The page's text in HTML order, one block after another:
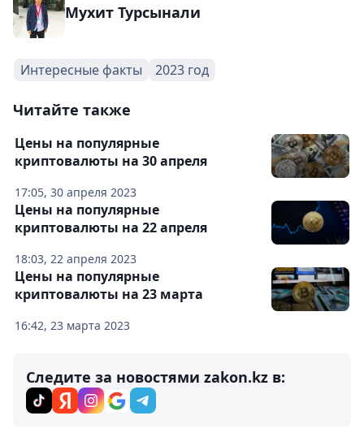
Мухит Турсынали
Интересные факты 2023 год
Читайте также
17:05, 30 апреля 2023
Цены на популярные
криптовалюты на 30 апреля
18:03, 22 апреля 2023
Цены на популярные
криптовалюты на 22 апреля
16:42, 23 марта 2023
Цены на популярные
криптовалюты на 23 марта
Следите за новостями zakon.kz в: